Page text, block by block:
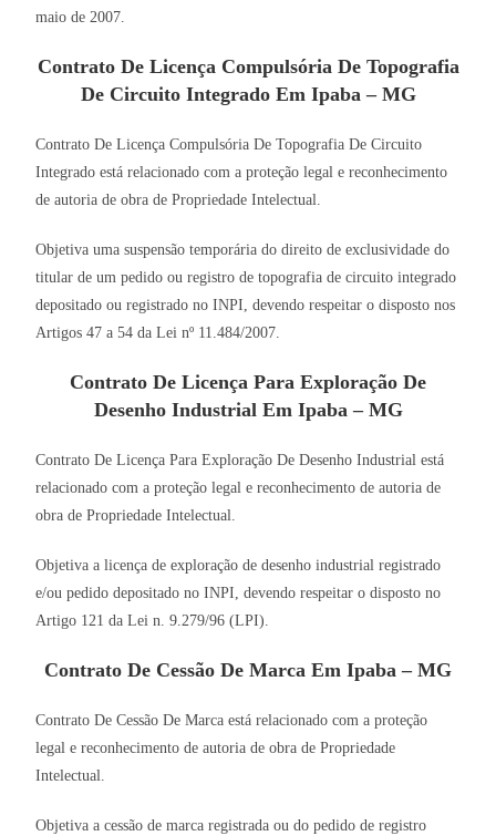
maio de 2007.
Contrato De Licença Compulsória De Topografia
De Circuito Integrado Em Ipaba – MG
Contrato De Licença Compulsória De Topografia De Circuito
Integrado está relacionado com a proteção legal e reconhecimento
de autoria de obra de Propriedade Intelectual.
Objetiva uma suspensão temporária do direito de exclusividade do
titular de um pedido ou registro de topografia de circuito integrado
depositado ou registrado no INPI, devendo respeitar o disposto nos
Artigos 47 a 54 da Lei nº 11.484/2007.
Contrato De Licença Para Exploração De
Desenho Industrial Em Ipaba – MG
Contrato De Licença Para Exploração De Desenho Industrial está
relacionado com a proteção legal e reconhecimento de autoria de
obra de Propriedade Intelectual.
Objetiva a licença de exploração de desenho industrial registrado
e/ou pedido depositado no INPI, devendo respeitar o disposto no
Artigo 121 da Lei n. 9.279/96 (LPI).
Contrato De Cessão De Marca Em Ipaba – MG
Contrato De Cessão De Marca está relacionado com a proteção
legal e reconhecimento de autoria de obra de Propriedade
Intelectual.
Objetiva a cessão de marca registrada ou do pedido de registro